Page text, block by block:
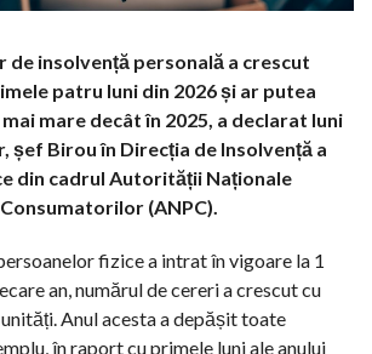
de insolvență personală a crescut
patru luni din 2026 și ar putea
mare decât în 2025, a declarat luni
șef Birou în Direcția de Insolvență a
din cadrul Autorității Naționale
(ANPC).
fizice a intrat în vigoare la 1
an, numărul de cereri a crescut cu
Anul acesta a depășit toate
în raport cu primele luni ale anului